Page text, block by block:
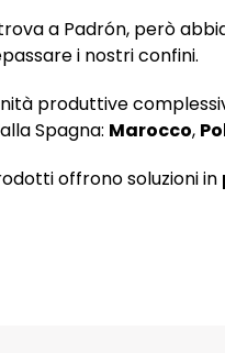
a Padrón, però
i nostri confini.
produttive
Spagna: Marocco,
offrono soluzioni in